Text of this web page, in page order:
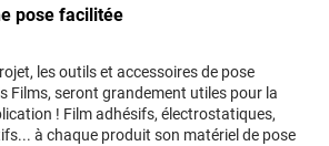
pose facilitée
les outils et accessoires de pose
Films, seront grandement utiles pour la
! Film adhésifs, électrostatiques,
à chaque produit son matériel de pose